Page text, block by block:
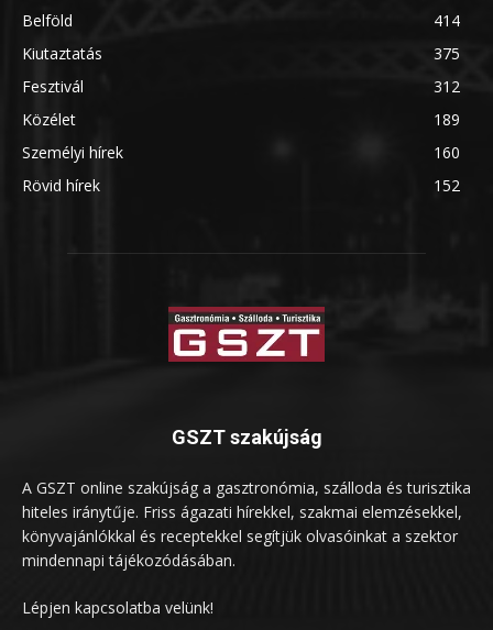
Belföld
414
Kiutaztatás
375
Fesztivál
312
Közélet
189
Személyi hírek
160
Rövid hírek
152
GSZT szakújság
A GSZT online szakújság a gasztronómia, szálloda és turisztika
hiteles iránytűje. Friss ágazati hírekkel, szakmai elemzésekkel,
könyvajánlókkal és receptekkel segítjük olvasóinkat a szektor
mindennapi tájékozódásában.
Lépjen kapcsolatba velünk!